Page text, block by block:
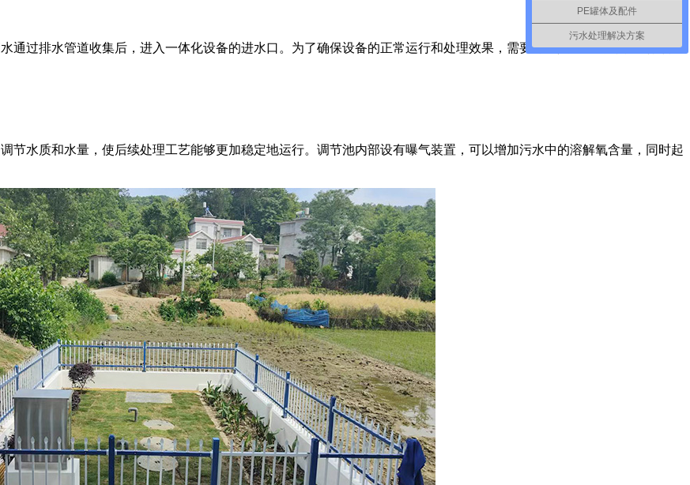
通过排水管道收集后，进入一体化设备的进水口。为了确保设备的正常运行和处理效果，需要对进入设备的污水进行预处
节水质和水量，使后续处理工艺能够更加稳定地运行。调节池内部设有曝气装置，可以增加污水中的溶解氧含量，同时起
PE罐体及配件
污水处理解决方案